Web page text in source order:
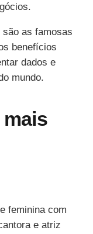
as famosas
benefícios
dados e
mundo.
mais
feminina com
e atriz